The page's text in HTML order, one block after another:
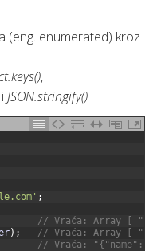
(eng. enumerated) kroz
,
JSON.stringify()
' ;
// Vraća: Array [
) ;
// Vraća: Array [
// Vraća: